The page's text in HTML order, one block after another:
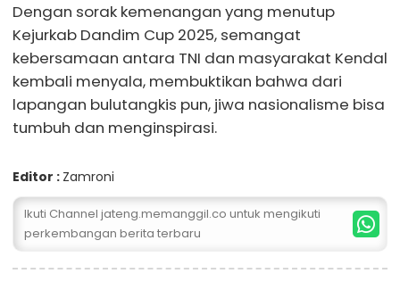
Dengan sorak kemenangan yang menutup
Kejurkab Dandim Cup 2025, semangat
kebersamaan antara TNI dan masyarakat Kendal
kembali menyala, membuktikan bahwa dari
lapangan bulutangkis pun, jiwa nasionalisme bisa
tumbuh dan menginspirasi.
Editor : Zamroni
Ikuti Channel jateng.memanggil.co untuk mengikuti
perkembangan berita terbaru